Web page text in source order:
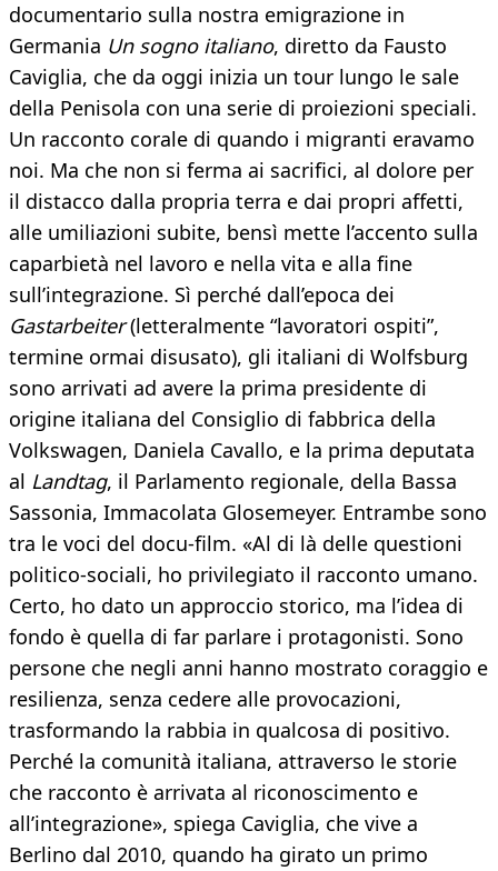
documentario sulla nostra emigrazione in
Germania Un sogno italiano, diretto da Fausto
Caviglia, che da oggi inizia un tour lungo le sale
della Penisola con una serie di proiezioni speciali.
Un racconto corale di quando i migranti eravamo
noi. Ma che non si ferma ai sacrifici, al dolore per
il distacco dalla propria terra e dai propri affetti,
alle umiliazioni subite, bensì mette l’accento sulla
caparbietà nel lavoro e nella vita e alla fine
sull’integrazione. Sì perché dall’epoca dei
Gastarbeiter(letteralmente “lavoratori ospiti”,
termine ormai disusato), gli italiani di Wolfsburg
sono arrivati ad avere la prima presidente di
origine italiana del Consiglio di fabbrica della
Volkswagen, Daniela Cavallo, e la prima deputata
al Landtag, il Parlamento regionale, della Bassa
Sassonia, Immacolata Glosemeyer. Entrambe sono
tra le voci del docu-film. «Al di là delle questioni
politico-sociali, ho privilegiato il racconto umano.
Certo, ho dato un approccio storico, ma l’idea di
fondo è quella di far parlare i protagonisti. Sono
persone che negli anni hanno mostrato coraggio e
resilienza, senza cedere alle provocazioni,
trasformando la rabbia in qualcosa di positivo.
Perché la comunità italiana, attraverso le storie
che racconto è arrivata al riconoscimento e
all’integrazione», spiega Caviglia, che vive a
Berlino dal 2010, quando ha girato un primo